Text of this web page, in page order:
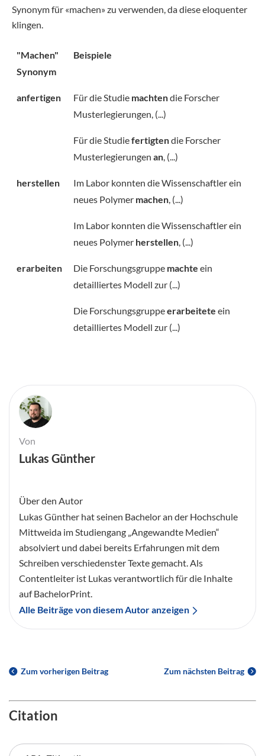
Synonym für «machen» zu verwenden, da diese eloquenter
klingen.
"Machen"
Synonym
Beispiele
anfertigen Für die Studie machtendie Forscher
Musterlegierungen, (...)
Für die Studiefertigtendie Forscher
Musterlegierungen an, (...)
herstellen
Im Labor konnten die Wissenschaftler ein
neues Polymer machen, (...)
Im Labor konnten die Wissenschaftler ein
neues Polymer herstellen, (...)
erarbeiten Die Forschungsgruppe machte ein
detailliertes Modell zur (...)
Die Forschungsgruppeerarbeitete ein
detailliertes Modell zur (...)
Von
Lukas Günther
Über den Autor
Lukas Günther hat seinen Bachelor an der Hochschule
Mittweida im Studiengang „Angewandte Medien“
absolviert und dabei bereits Erfahrungen mit dem
Schreiben verschiedenster Texte gemacht. Als
Contentleiter ist Lukas verantwortlich für die Inhalte
auf BachelorPrint.
Alle Beiträge von diesem Autor anzeigen
Zum vorherigen Beitrag Zum nächsten Beitrag
Citation